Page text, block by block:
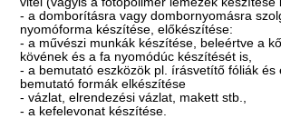
- a domborításra vagy dombornyomásra
nyomóforma készítése, előkészítése:
- a művészi munkák készítése, beleértve a
kövének és a fa nyomódúc készítését is,
- a bemutató eszközök pl. írásvetítő fóliák és
bemutató formák elkészítése
- vázlat, elrendezési vázlat, makett stb.,
- a kefelevonat készítése.